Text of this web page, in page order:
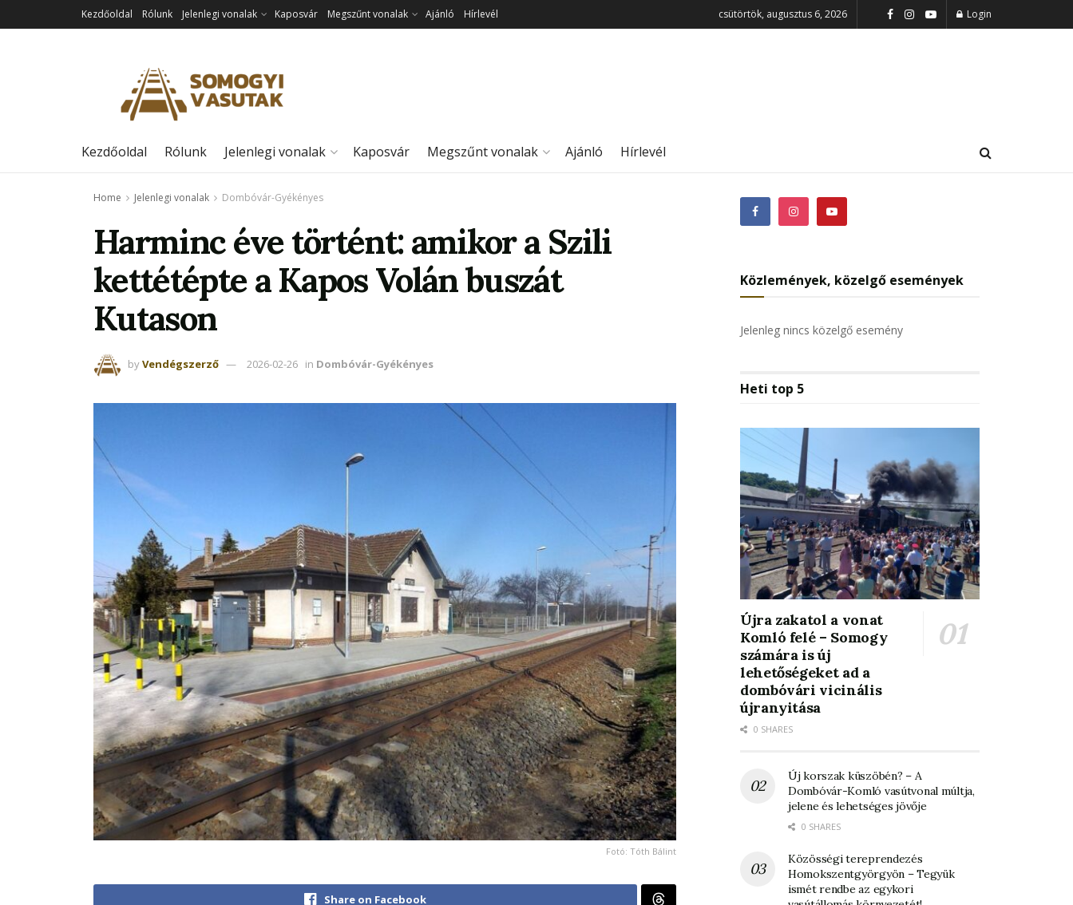
Kezdőoldal Rólunk Jelenlegi vonalak Kaposvár Megszűnt vonalak Ajánló Hírlevél csütörtök, augusztus 6, 2026 Login
Kezdőoldal Rólunk Jelenlegi vonalak Kaposvár Megszűnt vonalak Ajánló Hírlevél
Home Jelenlegi vonalak Dombóvár-Gyékényes
Harminc éve történt: amikor a Szili
kettétépte a Kapos Volán buszát
Kutason
byVendégszerző 2026-02-26 in Dombóvár-Gyékényes
Fotó: Tóth Bálint
Share on Facebook
Közlemények, közelgő események
Jelenleg nincs közelgő esemény
Heti top 5
Újra zakatol a vonat
Komló felé – Somogy
számára is új
lehetőségeket ad a
dombóvári vicinális
újranyitása
0 SHARES
Új korszak küszöbén? – A
Dombóvár-Komló vasútvonal múltja,
jelene és lehetséges jövője
0 SHARES
Közösségi tereprendezés
Homokszentgyörgyön – Tegyük
ismét rendbe az egykori